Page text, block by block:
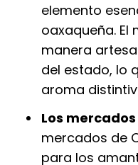
elemento
oaxaqueña. El
manera
del estado, lo
aroma
Los
mercados de
para los